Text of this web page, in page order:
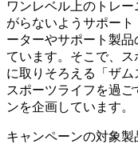
ワンレベル上のトレ
がらないようサポー
ーターやサポート製
ています。そこで、
に取りそろえる「ザ
スポーツライフを過
ンを企画しています。
キャンペーンの対象